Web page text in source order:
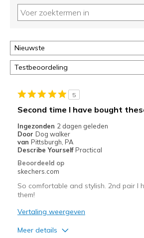
5
Second time I have bought
Ingezonden 2 dagen geleden
Door Dog walker
van Pittsburgh, PA
Describe Yourself Practical
Beoordeeld op
skechers.com
So comfortable and stylish. 2nd pair I
them!
Vertaling weergeven
Meer details